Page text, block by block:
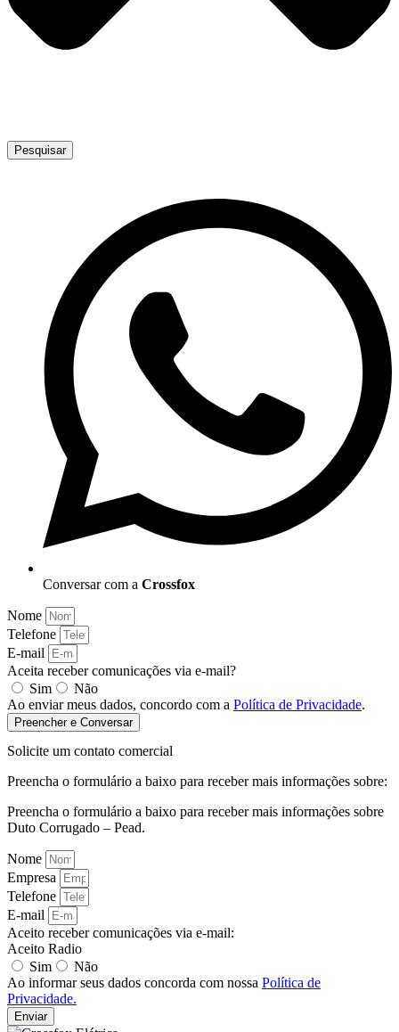
Pesquisar
Conversar com a Crossfox
Nome
Telefone
E-mail
Aceita receber comunicações via e-mail?
Sim
Não
Ao enviar meus dados, concordo com a Política de Privacidade.
Preencher e Conversar
Solicite um contato comercial
Preencha o formulário a baixo para receber mais informações sobre:
Preencha o formulário a baixo para receber mais informações sobre
Duto Corrugado – Pead.
Nome
Empresa
Telefone
E-mail
Aceito receber comunicações via e-mail:
Aceito Radio
Sim
Não
Ao informar seus dados concorda com nossa Política de
Privacidade.
Enviar